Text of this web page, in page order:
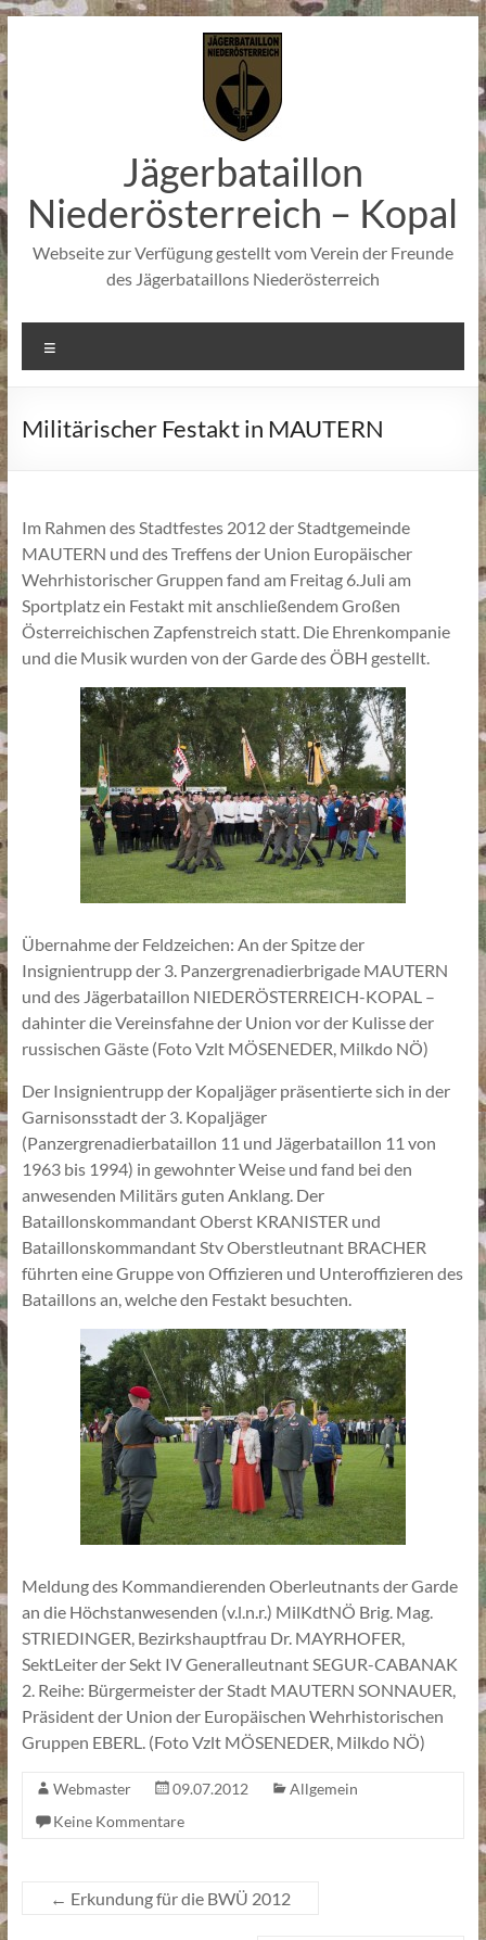
Zum
springen
Jägerbataillon
Niederösterreich – Kopal
Webseite zur Verfügung gestellt vom Verein der Freunde
des Jägerbataillons Niederösterreich
Militärischer Festakt in MAUTERN
Im Rahmen des Stadtfestes 2012 der Stadtgemeinde
MAUTERN und des Treffens der Union Europäischer
Wehrhistorischer Gruppen fand am Freitag 6.Juli am
Sportplatz ein Festakt mit anschließendem Großen
Österreichischen Zapfenstreich statt. Die Ehrenkompanie
und die Musik wurden von der Garde des ÖBH gestellt.
Übernahme der Feldzeichen: An der Spitze der
Insignientrupp der 3. Panzergrenadierbrigade MAUTERN
und des Jägerbataillon NIEDERÖSTERREICH-KOPAL –
dahinter die Vereinsfahne der Union vor der Kulisse der
russischen Gäste (Foto Vzlt MÖSENEDER, Milkdo NÖ)
Der Insignientrupp der Kopaljäger präsentierte sich in der
Garnisonsstadt der 3. Kopaljäger
(Panzergrenadierbataillon 11 und Jägerbataillon 11 von
1963 bis 1994) in gewohnter Weise und fand bei den
anwesenden Militärs guten Anklang. Der
Bataillonskommandant Oberst KRANISTER und
Bataillonskommandant Stv Oberstleutnant BRACHER
führten eine Gruppe von Offizieren und Unteroffizieren des
Bataillons an, welche den Festakt besuchten.
Meldung des Kommandierenden Oberleutnants der Garde
an die Höchstanwesenden (v.l.n.r.) MilKdtNÖ Brig. Mag.
STRIEDINGER, Bezirkshauptfrau Dr. MAYRHOFER,
SektLeiter der Sekt IV Generalleutnant SEGUR-CABANAK
2. Reihe: Bürgermeister der Stadt MAUTERN SONNAUER,
Präsident der Union der Europäischen Wehrhistorischen
Gruppen EBERL. (Foto Vzlt MÖSENEDER, Milkdo NÖ)
Webmaster 09.07.2012
Allgemein
Keine Kommentare
← Erkundung für die BWÜ 2012